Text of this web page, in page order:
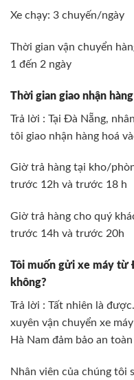
Xe chạy: 3 chuyến/ngày
Thời gian vận chuyển
1 đến 2 ngày
Thời gian giao nhận
Trả lời : Tại Đà Nẵng,
tôi giao nhận hàng hoá
Giờ trả hàng tại kho/
trước 12h và trước 18 h
Giờ trả hàng cho quý
trước 14h và trước 20h
Tôi muốn gửi xe máy từ
không?
Trả lời : Tất nhiên là
xuyên vận chuyển xe
Hà Nam đảm bảo an
Nhân viên của chúng tôi